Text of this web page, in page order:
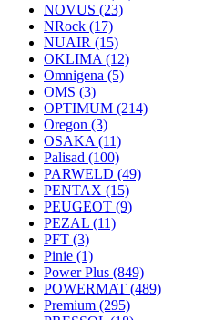
NOVUS (23)
NRock (17)
NUAIR (15)
OKLIMA (12)
Omnigena (5)
OMS (3)
OPTIMUM (214)
Oregon (3)
OSAKA (11)
Palisad (100)
PARWELD (49)
PENTAX (15)
PEUGEOT (9)
PEZAL (11)
PFT (3)
Pinie (1)
Power Plus (849)
POWERMAT (489)
Premium (295)